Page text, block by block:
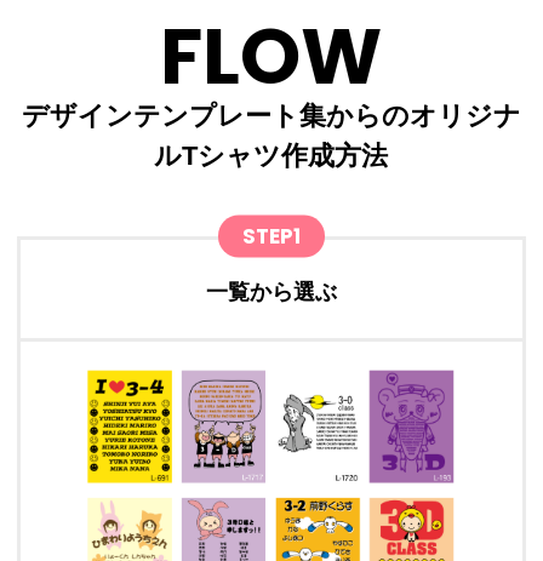
FLOW
デザインテンプレート集からのオリジナ
ルTシャツ作成方法
STEP1
一覧から選ぶ